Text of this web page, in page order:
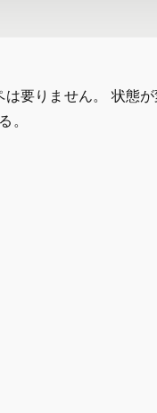
要りません。 状態
。